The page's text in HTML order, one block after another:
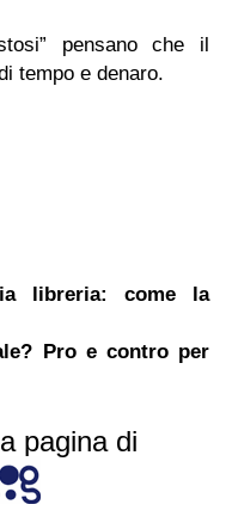
pensano che il
tempo e denaro.
libreria: come la
Pro e contro per
pagina di